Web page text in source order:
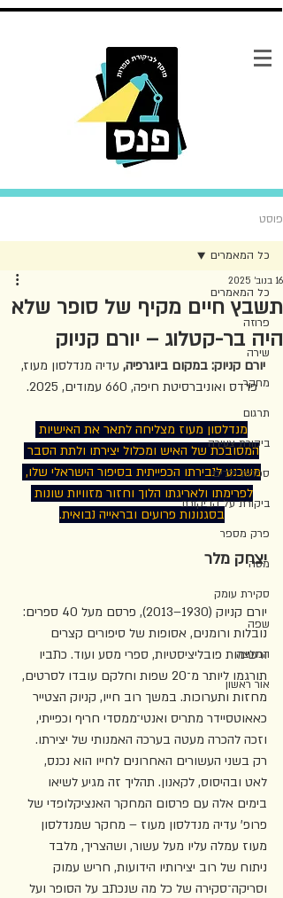
פוסט
כל המאמרים
פרוזה
שירה
מחקר
תרגום
ביקורת צעירה
ספרות ילדים
ביקורת על הביקורת
פרק מספר
מסה
סקירת עומק
שפה
המלצה
אור ראשון
כל המאמרים
תשבץ חיים מקיף של סופר שלא
היה בר-קטלוג – יורם קניוק
16 בנוב׳ 2025
יורם קניוק: במקום ביוגרפיה, עדיה מנדלסון מעוז,
פרדס ואוניברסיטת חיפה, 660 עמודים, 2025.
מנדלסון מעוז מצליחה לתאר את האישיות
המסובכת של האיש ומכלול יצירתו ולתת הסבר
משכנע לנבירתו הכפייתית בסיפור הישראלי שלו,
לפרימתו ולאריגתו הלוך וחזור מזוויות שונות
בסגנונות פרועים ובראייה נבואית.
יצחק מלר
יורם קניוק (1930–2013), פרסם מעל 40 ספרים:
נובלות ורומנים, אסופות של סיפורים קצרים
ורשימות פובליציסטיות, ספרי מסע ועוד. כתביו
תורגמו ליותר מ־20 שפות וחלקם עובדו לסרטים,
מחזות ותערוכות. במשך רוב חייו, קניוק הצטייר
כאאוטסיידר מתריס ואנטי־ממסדי חריף וכפייתי,
וזכה להכרה מעטה בערכה האמנותי של יצירתו.
רק בשני העשורים האחרונים לחייו הוא נכנס,
לאט ובהיסוס, לקאנון. תהליך זה מגיע לשיאו
בימים אלה עם פרסום המחקר האנציקלופדי של
פרופ' עדיה מנדלסון מעוז – מחקר שמנדלסון
מעוז עמלה עליו מעל עשור, ושהצריך, מלבד
ניתוח של רוב יצירותיו הידועות, חריש עמוק
וסריקה־סקירה של כל מה שנכתב על הסופר ועל